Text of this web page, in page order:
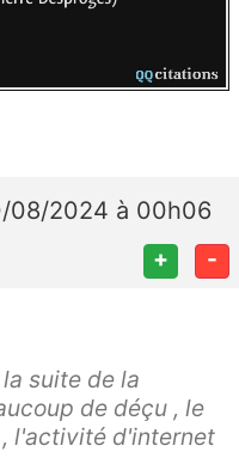
08/2024 à 00h06
+ -
suite de la
de déçu , le
l'activité d'internet